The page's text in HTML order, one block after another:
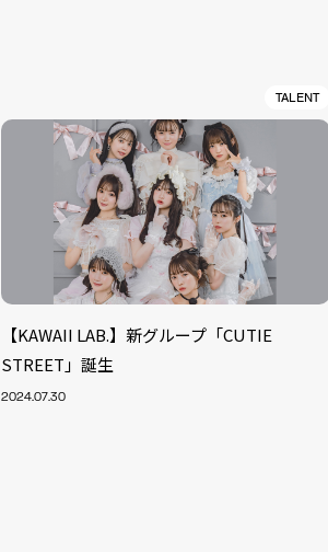
TALENT
【KAWAII LAB.】新グループ「CUTIE
STREET」誕生
2024.07.30